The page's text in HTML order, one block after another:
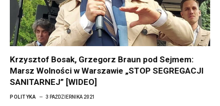
Krzysztof Bosak, Grzegorz Braun pod Sejmem:
Marsz Wolności w Warszawie „STOP SEGREGACJI
SANITARNEJ” [WIDEO]
POLITYKA 3 PAŹDZIERNIKA 2021